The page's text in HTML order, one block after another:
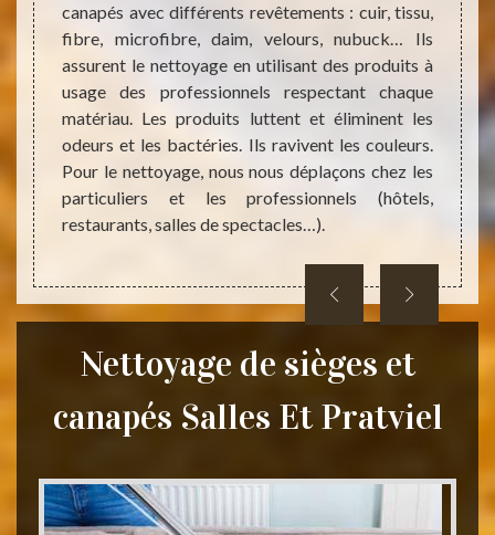
en
31
pour
ces
nous
au
canapés avec différents revêtements : cuir, tissu,
fibre, microfibre, daim, velours, nubuck… Ils
assurent le nettoyage en utilisant des produits à
usage des professionnels respectant chaque
matériau. Les produits luttent et éliminent les
odeurs et les bactéries. Ils ravivent les couleurs.
Pour le nettoyage, nous nous déplaçons chez les
particuliers et les professionnels (hôtels,
restaurants, salles de spectacles…).
dès
sont
Nettoyage de sièges et
canapés Salles Et Pratviel